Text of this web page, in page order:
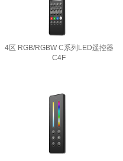
4区 RGB/RGBW C系列LED遥控器
C4F